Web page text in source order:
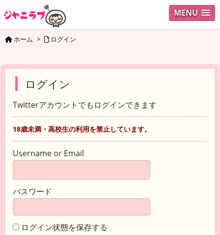
MENU
ホーム > ログイン
ログイン
Twitterアカウントでもログインできます
18歳未満・高校生の利用を禁止しています。
Username or Email
パスワード
ログイン状態を保存する